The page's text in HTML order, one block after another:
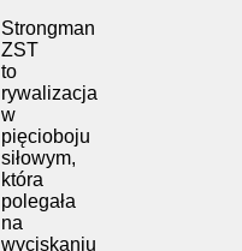
Strongman
ZST
to
rywalizacja
w
pięcioboju
siłowym,
która
polegała
na
wyciskaniu